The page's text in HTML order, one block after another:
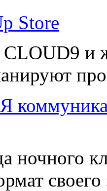
Store
и
ночного
своего